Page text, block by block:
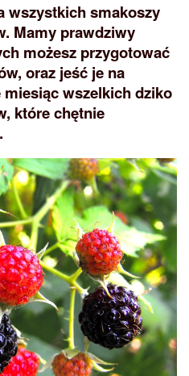
wszystkich smakoszy
Mamy prawdziwy
możesz przygotować
oraz jeść je na
wszelkich dziko
które chętnie